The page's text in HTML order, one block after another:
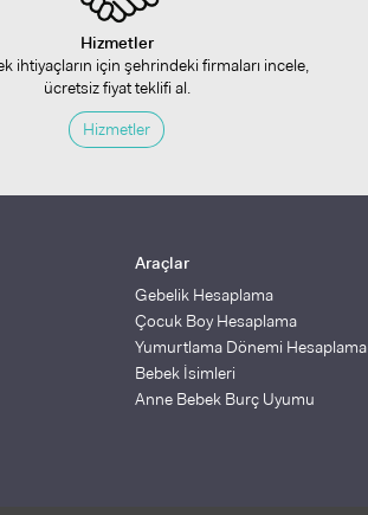
Hizmetler
ihtiyaçların için şehrindeki firmaları incele,
ücretsiz fiyat teklifi al.
Hizmetler
Araçlar
Gebelik Hesaplama
Çocuk Boy Hesaplama
Yumurtlama Dönemi Hesaplama
Bebek İsimleri
Anne Bebek Burç Uyumu